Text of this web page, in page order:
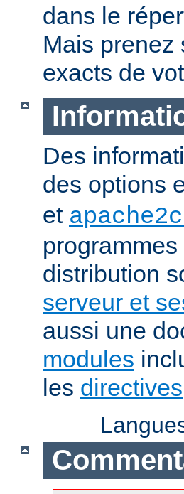
dans le
Mais prenez
exacts de
Des
des options
et
distribution
serveur et
aussi une
modules
les directives